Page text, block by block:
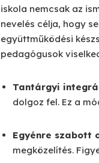
iskola nemcsak az
nevelés célja, hogy
együttműködési
pedagógusok
Tantárgyi
dolgoz fel. Ez a
Egyénre szabott
megközelítés.